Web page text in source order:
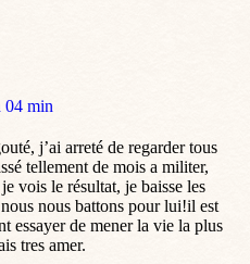
04 min
j’ai arreté de regarder tous
tellement de mois a militer,
vois le résultat, je baisse les
nous battons pour lui!il est
essayer de mener la vie la plus
tres amer.